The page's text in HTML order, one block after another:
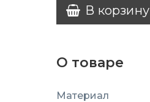
В корзину
О товаре
Материал